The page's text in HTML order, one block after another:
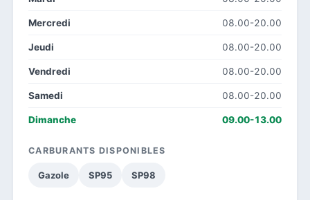
Mercredi 08.00-20.00
Jeudi 08.00-20.00
Vendredi 08.00-20.00
Samedi 08.00-20.00
Dimanche 09.00-13.00
CARBURANTS DISPONIBLES
Gazole SP95 SP98